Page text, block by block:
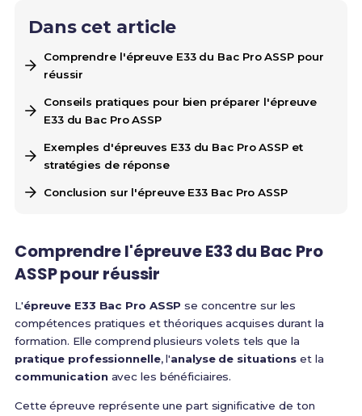
Dans cet article
Comprendre l'épreuve E33 du Bac Pro ASSP pour
réussir
Conseils pratiques pour bien préparer l'épreuve
E33 du Bac Pro ASSP
Exemples d'épreuves E33 du Bac Pro ASSP et
stratégies de réponse
Conclusion sur l'épreuve E33 Bac Pro ASSP
Comprendre l'épreuve E33 du Bac Pro
ASSP pour réussir
L'épreuve E33 Bac Pro ASSP se concentre sur les
compétences pratiques et théoriques acquises durant la
formation. Elle comprend plusieurs volets tels que la
pratique professionnelle, l'analyse de situations et la
communicationavec les bénéficiaires.
Cette épreuve représente une part significative de ton